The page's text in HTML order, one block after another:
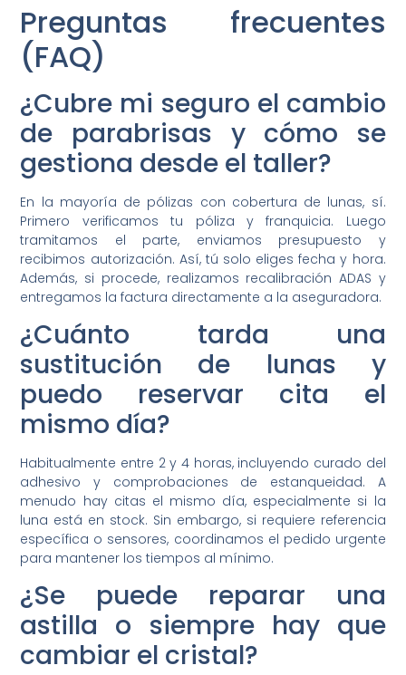
Preguntas frecuentes
(FAQ)
¿Cubre mi seguro el cambio
de parabrisas y cómo se
gestiona desde el taller?
En la mayoría de pólizas con cobertura de lunas, sí.
Primero verificamos tu póliza y franquicia. Luego
tramitamos el parte, enviamos presupuesto y
recibimos autorización. Así, tú solo eliges fecha y hora.
Además, si procede, realizamos recalibración ADAS y
entregamos la factura directamente a la aseguradora.
¿Cuánto tarda una
sustitución de lunas y
puedo reservar cita el
mismo día?
Habitualmente entre 2 y 4 horas, incluyendo curado del
adhesivo y comprobaciones de estanqueidad. A
menudo hay citas el mismo día, especialmente si la
luna está en stock. Sin embargo, si requiere referencia
específica o sensores, coordinamos el pedido urgente
para mantener los tiempos al mínimo.
¿Se puede reparar una
astilla o siempre hay que
cambiar el cristal?